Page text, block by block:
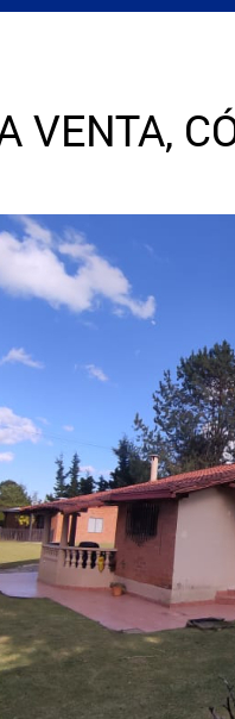
VENTA,